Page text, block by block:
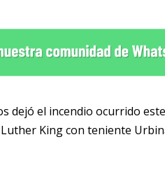
dejó el incendio ocurrido
King con teniente